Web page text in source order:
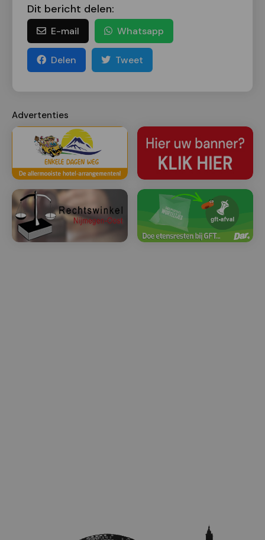
Dit bericht delen:
E-mail Whatsapp
Delen Tweet
Advertenties